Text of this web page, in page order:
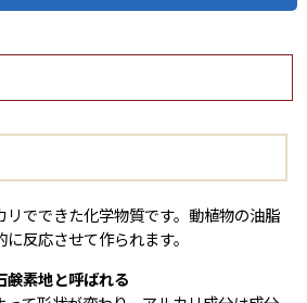
でできた化学物質です。動植物の油脂
反応させて作られます。
鹸素地と呼ばれる